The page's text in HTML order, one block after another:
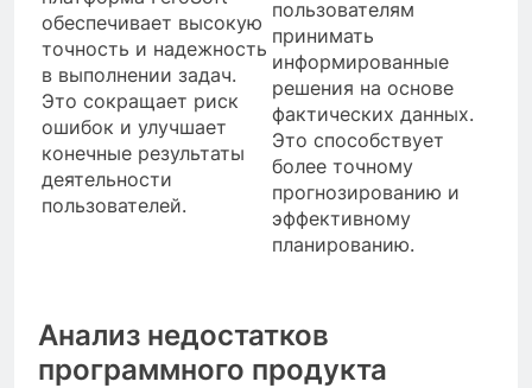
обеспечивает высокую
точность и надежность
в выполнении задач.
Это сокращает риск
ошибок и улучшает
конечные результаты
деятельности
пользователей.
пользователям
принимать
информированные
решения на основе
фактических данных.
Это способствует
более точному
прогнозированию и
эффективному
планированию.
Анализ недостатков
программного продукта